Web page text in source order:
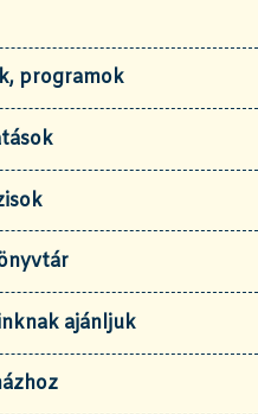
programok
ajánljuk